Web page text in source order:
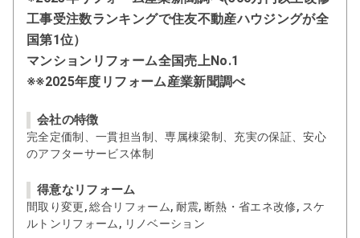
工事受注数ランキングで住友不動産ハウジングが全
国第1位）
マンションリフォーム全国売上No.1
※※2025年度リフォーム産業新聞調べ
会社の特徴
完全定価制、一貫担当制、専属棟梁制、充実の保証、安心
のアフターサービス体制
得意なリフォーム
間取り変更, 総合リフォーム, 耐震, 断熱・省エネ改修, スケ
ルトンリフォーム, リノベーション